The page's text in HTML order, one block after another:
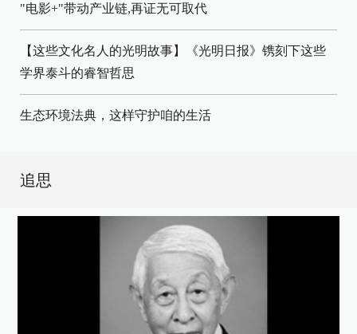
"电影+"带动产业链,再证无可取代
【这些文化名人的光明故事】《光明日报》镌刻下这些
学界泰斗的睿智哲思
生态环境法典，这样守护咱的生活
追思